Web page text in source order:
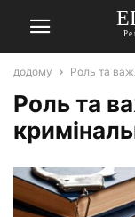
додому Роль та
Роль та